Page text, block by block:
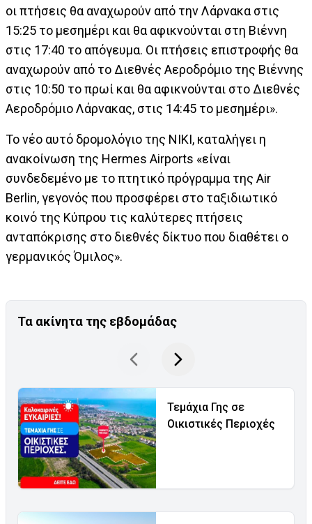
οι πτήσεις θα αναχωρούν από την Λάρνακα στις
15:25 το μεσημέρι και θα αφικνούνται στη Βιέννη
στις 17:40 το απόγευμα. Οι πτήσεις επιστροφής θα
αναχωρούν από το Διεθνές Αεροδρόμιο της Βιέννης
στις 10:50 το πρωί και θα αφικνούνται στο Διεθνές
Αεροδρόμιο Λάρνακας, στις 14:45 το μεσημέρι».
Το νέο αυτό δρομολόγιο της ΝΙΚΙ, καταλήγει η
ανακοίνωση της Hermes Airports «είναι
συνδεδεμένο με το πτητικό πρόγραμμα της Air
Βerlin, γεγονός που προσφέρει στο ταξιδιωτικό
κοινό της Κύπρου τις καλύτερες πτήσεις
ανταπόκρισης στο διεθνές δίκτυο που διαθέτει ο
γερμανικός Όμιλος».
Τα ακίνητα της εβδομάδας
Τεμάχια Γης σε
Οικιστικές Περιοχές